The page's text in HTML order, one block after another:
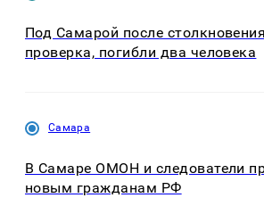
Под Самарой после
проверка, погибли два человека
Самара
В Самаре ОМОН и следователи
новым гражданам РФ